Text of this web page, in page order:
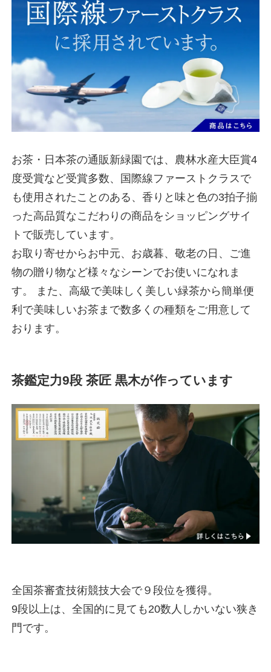
お茶・日本茶の通販新緑園では、農林水産大臣賞4
度受賞など受賞多数、国際線ファーストクラスで
も使用されたことのある、香りと味と色の3拍子揃
った高品質なこだわりの商品をショッピングサイ
トで販売しています。
お取り寄せからお中元、お歳暮、敬老の日、ご進
物の贈り物など様々なシーンでお使いになれま
す。 また、高級で美味しく美しい緑茶から簡単便
利で美味しいお茶まで数多くの種類をご用意して
おります。
茶鑑定力9段 茶匠 黒木が作っています
全国茶審査技術競技大会で９段位を獲得。
9段以上は、全国的に見ても20数人しかいない狭き
門です。